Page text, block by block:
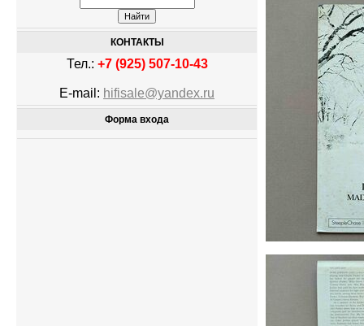
КОНТАКТЫ
Тел.: +7 (925) 507-10-43
E-mail: hifisale@yandex.ru
Форма входа